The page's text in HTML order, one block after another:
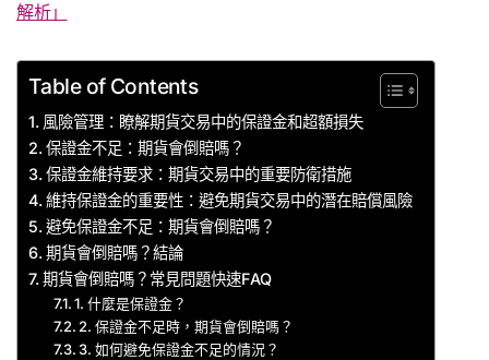
解析」
Table of Contents
風險管理：瞭解期貨交易中的保證金和超額損失
保證金不足：期貨會倒賠嗎？
保證金維持要求：期貨交易中的重要防衛措施
維持保證金的重要性：避免期貨交易中的潛在賠償風險
避免保證金不足：期貨會倒賠嗎？
期貨會倒賠嗎？結論
期貨會倒賠嗎？常見問題快速FAQ
1. 什麼是保證金？
2. 保證金不足時，期貨會倒賠嗎？
3. 如何避免保證金不足的情況？